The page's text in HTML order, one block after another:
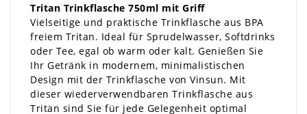
Tritan Trinkflasche 750ml mit Griff
Vielseitige und praktische Trinkflasche aus BPA
freiem Tritan. Ideal für Sprudelwasser, Softdrinks
oder Tee, egal ob warm oder kalt. Genießen Sie
Ihr Getränk in modernem, minimalistischen
Design mit der Trinkflasche von Vinsun. Mit
dieser wiederverwendbaren Trinkflasche aus
Tritan sind Sie für jede Gelegenheit optimal